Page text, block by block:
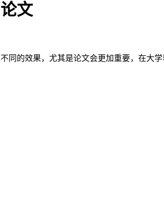
文
的效果，尤其是论文会更加重要，在大学